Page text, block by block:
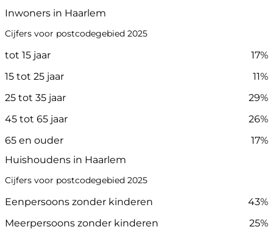
Inwoners in Haarlem
Cijfers voor postcodegebied 2025
tot 15 jaar
17%
15 tot 25 jaar
11%
25 tot 35 jaar
29%
45 tot 65 jaar
26%
65 en ouder
17%
Huishoudens in Haarlem
Cijfers voor postcodegebied 2025
Eenpersoons zonder kinderen
43%
Meerpersoons zonder kinderen
25%